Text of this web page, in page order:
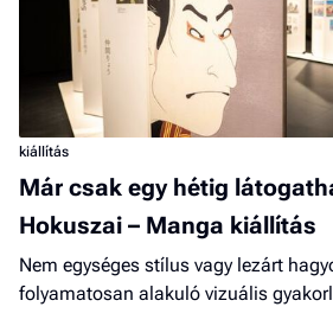
kiállítás
Már csak egy hétig
Hokuszai – Manga kiállítás
Nem egységes stílus vagy lezárt
folyamatosan alakuló vizuális